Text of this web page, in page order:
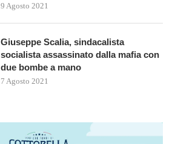
9 Agosto 2021
Giuseppe Scalia, sindacalista
socialista assassinato dalla mafia con
due bombe a mano
7 Agosto 2021